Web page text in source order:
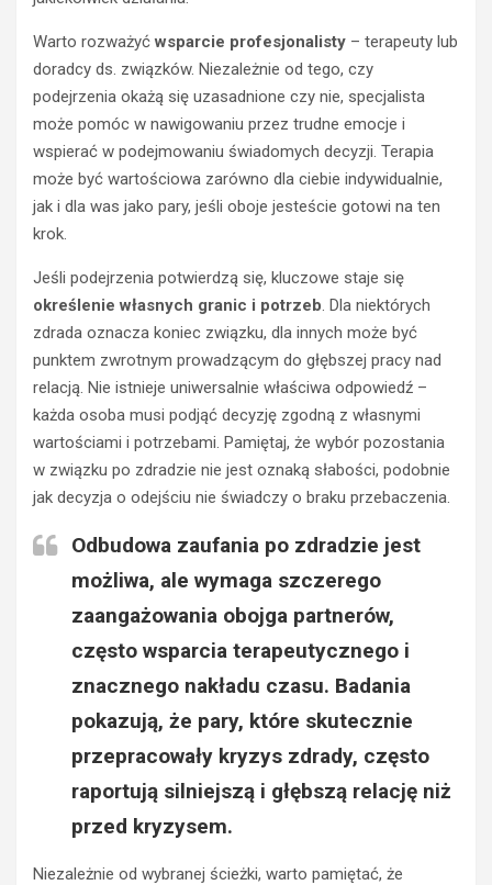
Warto rozważyćwsparcie profesjonalisty – terapeuty lub
doradcy ds. związków. Niezależnie od tego, czy
podejrzenia okażą się uzasadnione czy nie, specjalista
może pomóc w nawigowaniu przez trudne emocje i
wspierać w podejmowaniu świadomych decyzji. Terapia
może być wartościowa zarówno dla ciebie indywidualnie,
jak i dla was jako pary, jeśli oboje jesteście gotowi na ten
krok.
Jeśli podejrzenia potwierdzą się, kluczowe staje się
określenie własnych granic i potrzeb . Dla niektórych
zdrada oznacza koniec związku, dla innych może być
punktem zwrotnym prowadzącym do głębszej pracy nad
relacją. Nie istnieje uniwersalnie właściwa odpowiedź –
każda osoba musi podjąć decyzję zgodną z własnymi
wartościami i potrzebami. Pamiętaj, że wybór pozostania
w związku po zdradzie nie jest oznaką słabości, podobnie
jak decyzja o odejściu nie świadczy o braku przebaczenia.
Odbudowa zaufania po zdradzie jest
możliwa, ale wymaga szczerego
zaangażowania obojga partnerów,
często wsparcia terapeutycznego i
znacznego nakładu czasu. Badania
pokazują, że pary, które skutecznie
przepracowały kryzys zdrady, często
raportują silniejszą i głębszą relację niż
przed kryzysem.
Niezależnie od wybranej ścieżki, warto pamiętać, że
POZOSTAŁE
o
c
z
e
k
e
o
o